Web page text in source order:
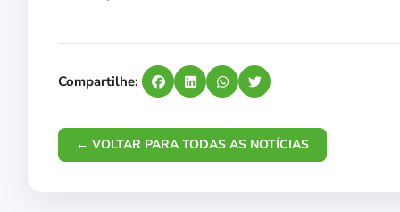
Compartilhe:
← VOLTAR PARA TODAS AS NOTÍCIAS